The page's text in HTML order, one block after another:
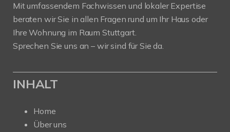
Mit umfassendem Fachwissen und lokaler Expertise
beraten wir Sie in allen Fragen rund um Ihr Haus oder
Ihre Wohnung im Raum Stuttgart.
Sprechen Sie uns an – wir sind für Sie da.
INHALT
Home
Über uns